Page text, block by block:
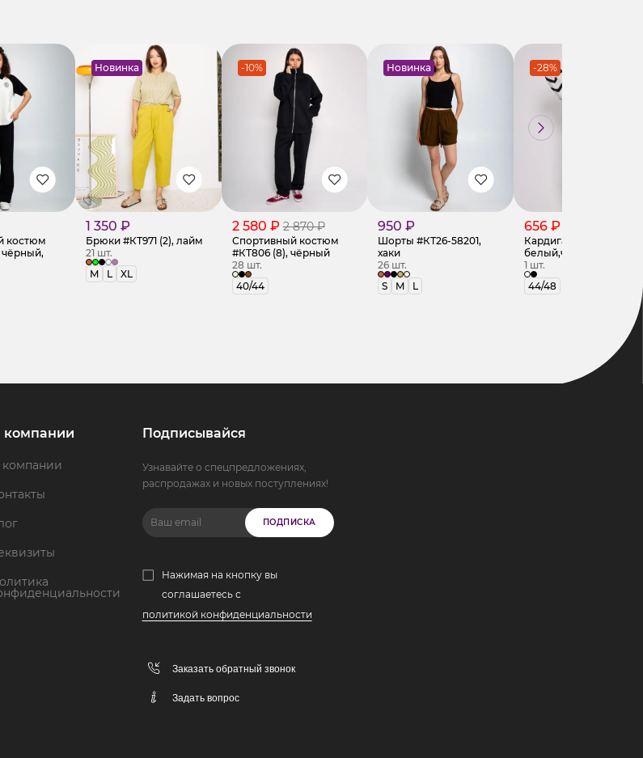
костюм
чёрный,
Новинка
1 350 ₽
Брюки #КТ971 (2), лайм
21 шт.
M
L XL
-10%
2 580 ₽ 2 870 ₽
Спортивный костюм
#КТ806 (8), чёрный
28 шт.
40/44
Новинка
950 ₽
Шорты #КТ26-58201,
хаки
26 шт.
S
M L
-28%
656 ₽
Кардиган #КТ8120-1,
белый,чёрный
1 шт.
44/48
компании Подписывайся
Узнавайте о спецпредложениях,
распродажах и новых поступлениях!
ПОДПИСКА
Нажимая на кнопку вы
соглашаетесь с
политикой конфиденциальности
Заказать обратный звонок
Задать вопрос